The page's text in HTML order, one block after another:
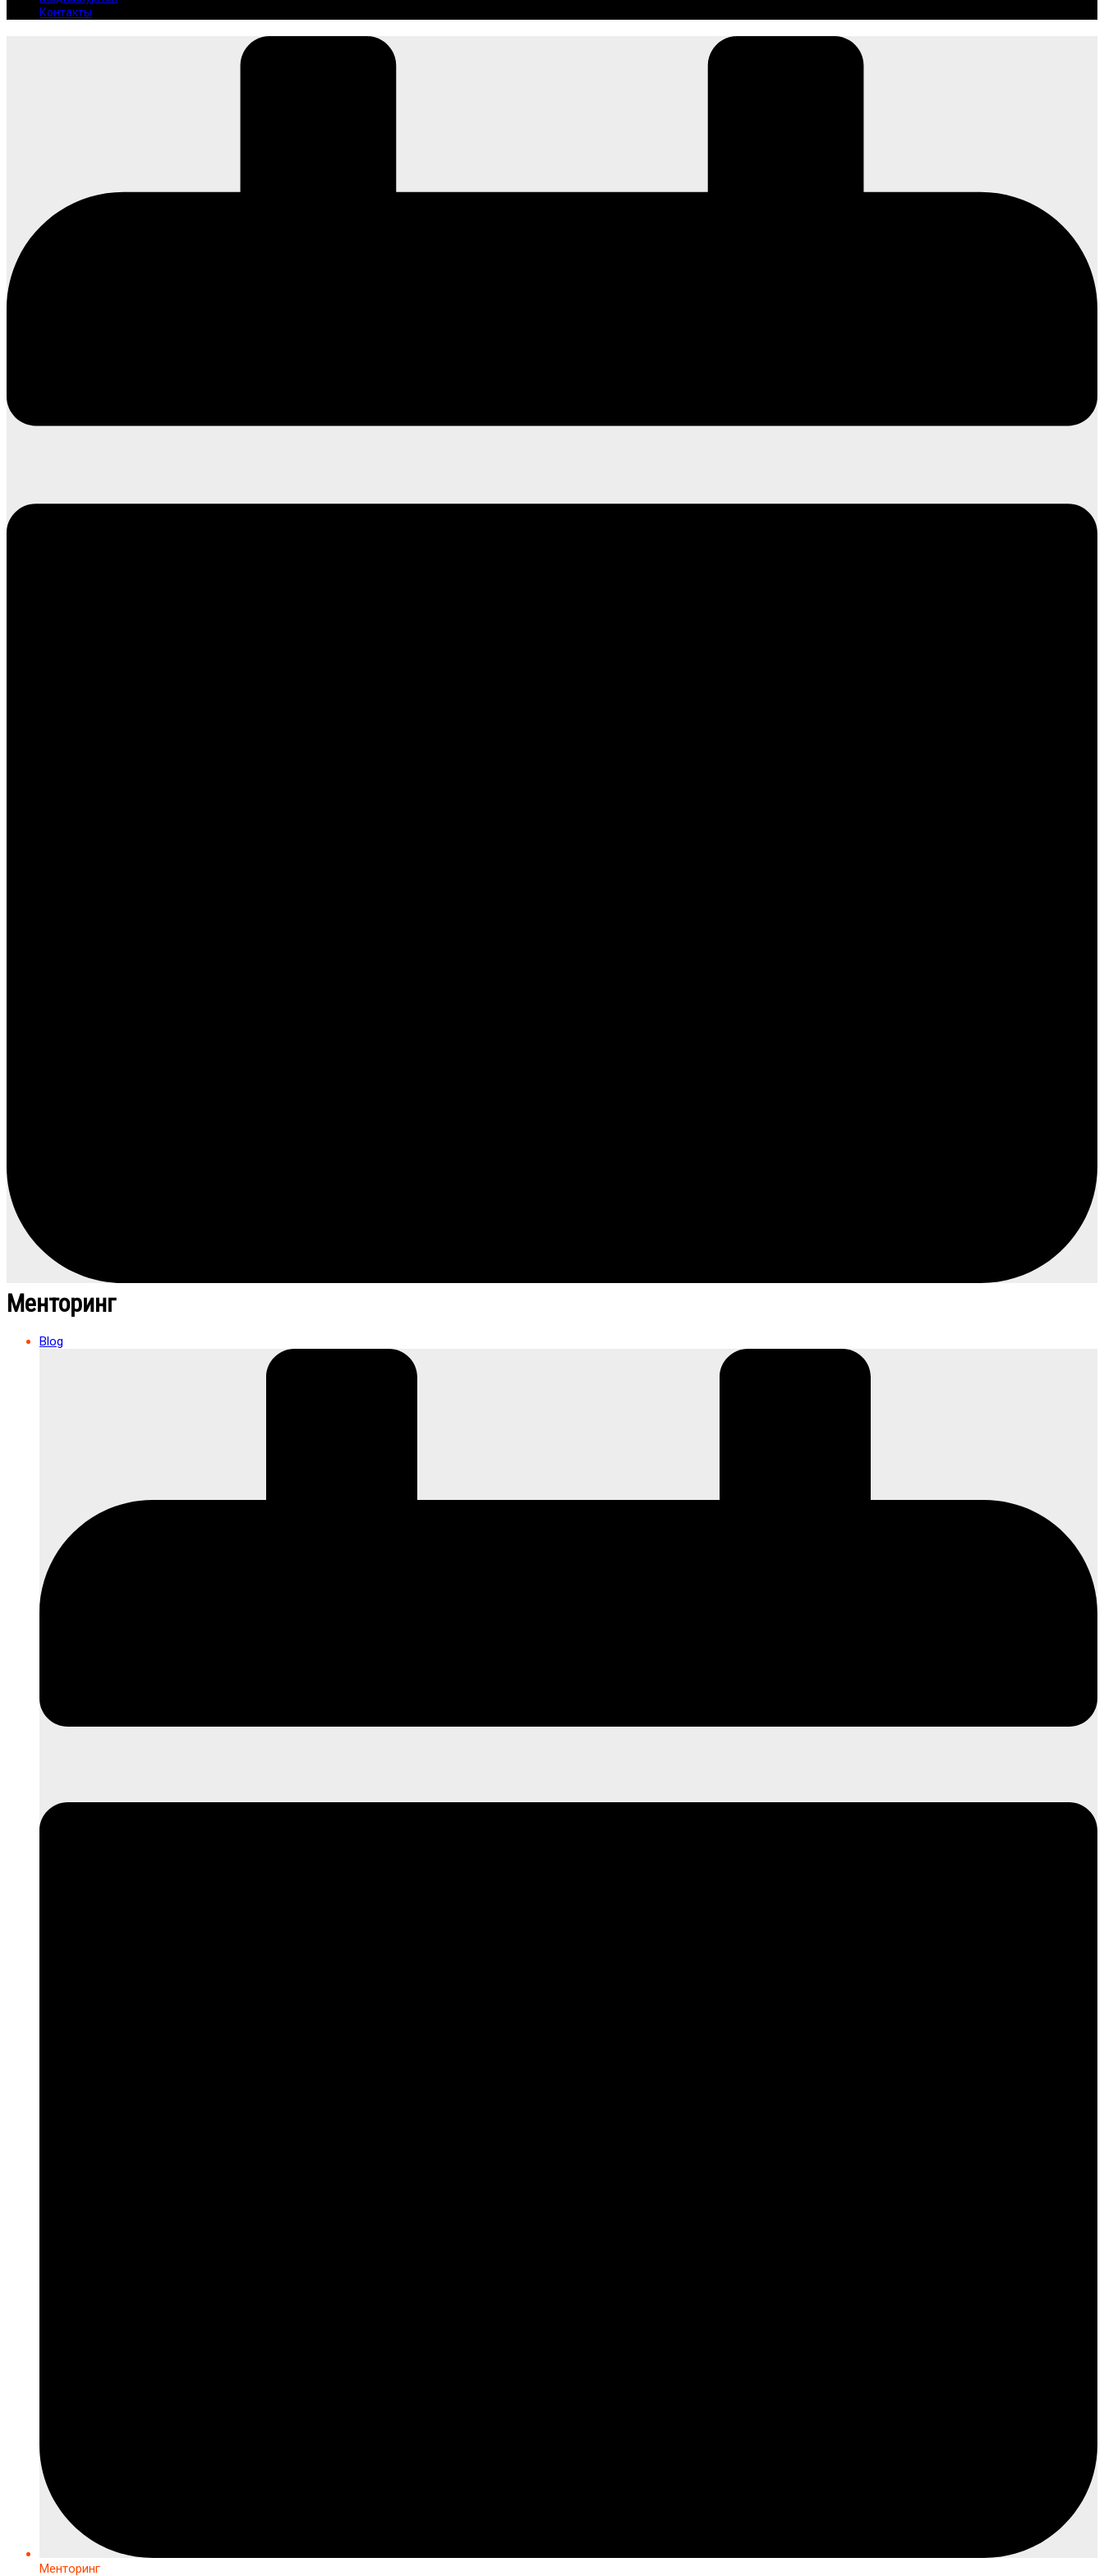
Контакты
Менторинг
Blog
Менторинг